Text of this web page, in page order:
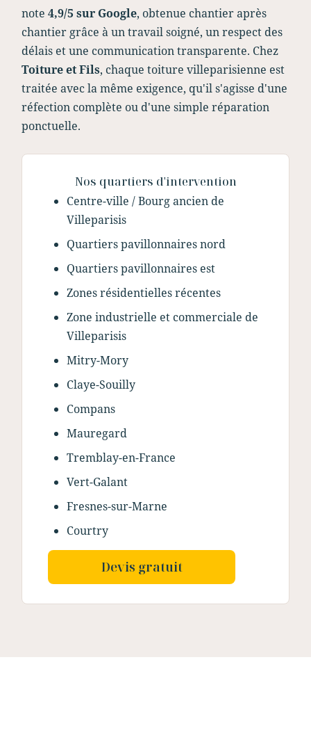
note 4,9/5 sur Google, obtenue chantier après
chantier grâce à un travail soigné, un respect des
délais et une communication transparente. Chez
Toiture et Fils, chaque toiture villeparisienne est
traitée avec la même exigence, qu'il s'agisse d'une
réfection complète ou d'une simple réparation
ponctuelle.
Nos quartiers d'intervention
Centre-ville / Bourg ancien de
Villeparisis
Quartiers pavillonnaires nord
Quartiers pavillonnaires est
Zones résidentielles récentes
Zone industrielle et commerciale de
Villeparisis
Mitry-Mory
Claye-Souilly
Compans
Mauregard
Tremblay-en-France
Vert-Galant
Fresnes-sur-Marne
Courtry
Devis gratuit